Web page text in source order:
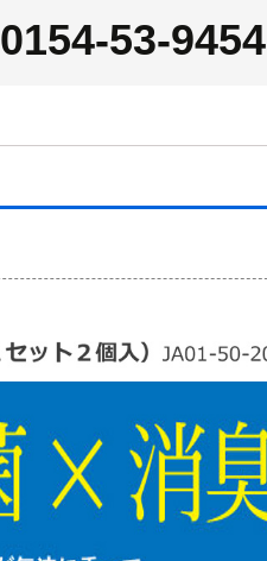
0154-53-9454